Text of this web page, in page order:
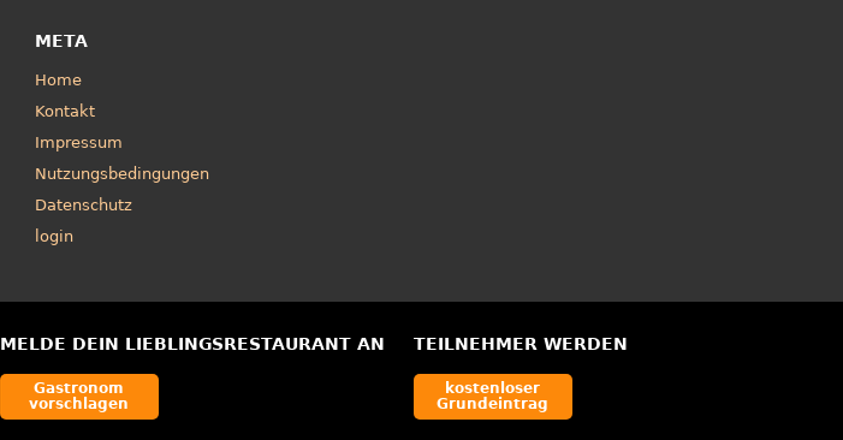
META
Home
Kontakt
Impressum
Nutzungsbedingungen
Datenschutz
login
MELDE DEIN LIEBLINGSRESTAURANT AN
Gastronom
vorschlagen
TEILNEHMER WERDEN
kostenloser
Grundeintrag